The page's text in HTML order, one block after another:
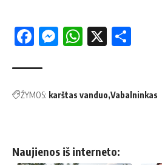
Facebook
Messenger
WhatsApp
X
ŽYMOS: karštas vanduo Vabalninkas
Naujienos iš interneto: